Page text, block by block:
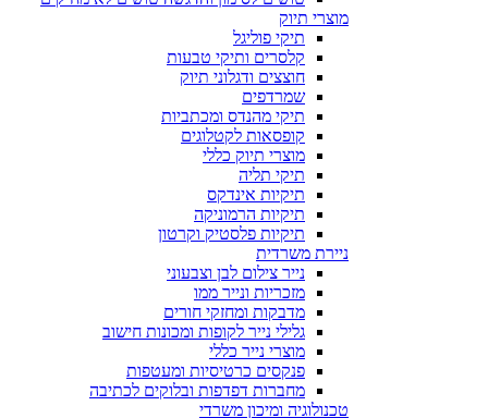
מוצרי תיוק
תיקי פוליגל
קלסרים ותיקי טבעות
חוצצים ודגלוני תיוק
שמרדפים
תיקי מהנדס ומכתביות
קופסאות לקטלוגים
מוצרי תיוק כללי
תיקי תליה
תיקיות אינדקס
תיקיות הרמוניקה
תיקיות פלסטיק וקרטון
ניירת משרדית
נייר צילום לבן וצבעוני
מזכריות ונייר ממו
מדבקות ומחזקי חורים
גלילי נייר לקופות ומכונות חישוב
מוצרי נייר כללי
פנקסים כרטיסיות ומעטפות
מחברות דפדפות ובלוקים לכתיבה
טכנולוגיה ומיכון משרדי